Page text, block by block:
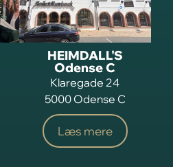
HEIMDALL'S
Odense C
Klaregade 24
5000 Odense C
Læs mere